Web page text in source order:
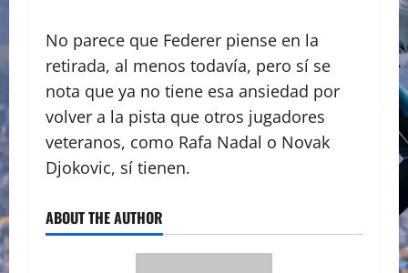
No parece que Federer piense en la
retirada, al menos todavía, pero sí se
nota que ya no tiene esa ansiedad por
volver a la pista que otros jugadores
veteranos, como Rafa Nadal o Novak
Djokovic, sí tienen.
ABOUT THE AUTHOR